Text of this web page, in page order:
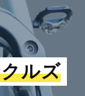
ルズ